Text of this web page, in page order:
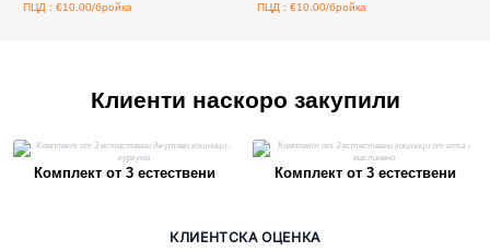
ПЦД : €10.00/бройка ПЦД : €10.00/бройка
Клиенти наскоро закупили
Комплект от 3 естествени
Комплект от 3 естествени
КЛИЕНТСКА ОЦЕНКА